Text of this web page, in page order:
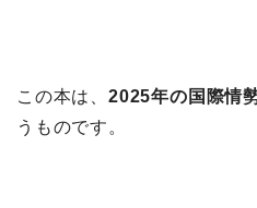
この本は、 2025年の国際情
うものです。